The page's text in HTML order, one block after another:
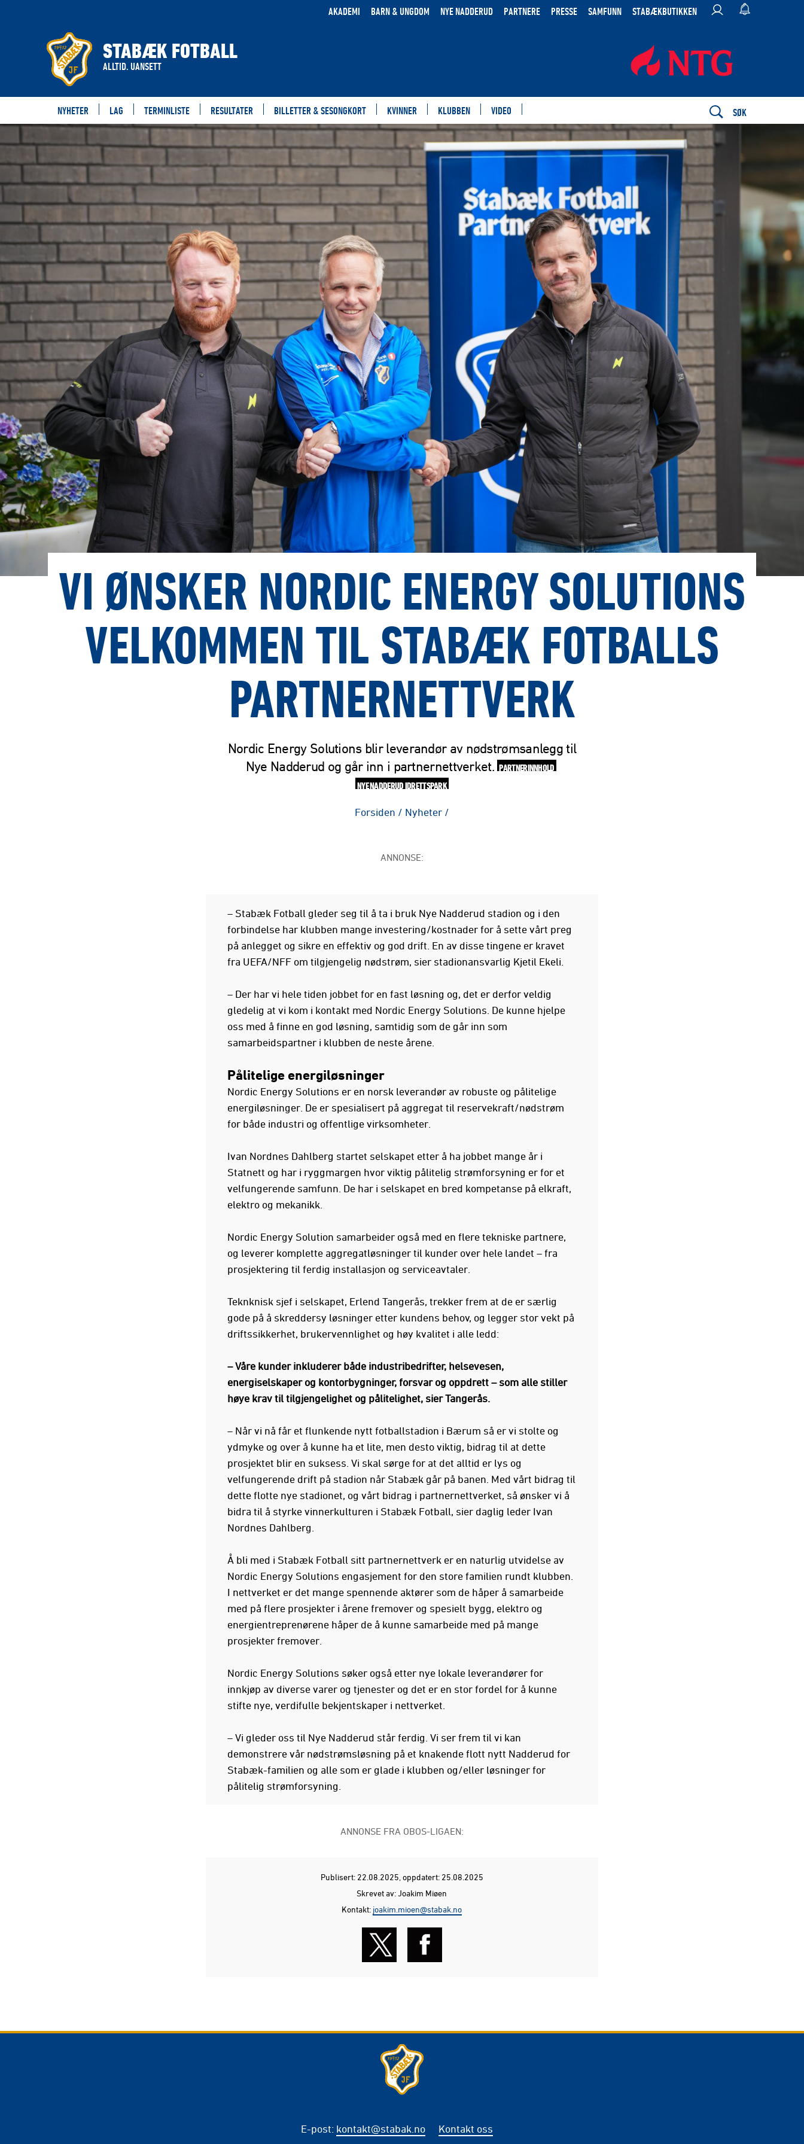
AKADEMI BARN & UNGDOM NYE NADDERUD PARTNERE PRESSE SAMFUNN STABÆKBUTIKKEN
STABÆK FOTBALL
ALLTID. UANSETT
NYHETER LAG TERMINLISTE RESULTATER BILLETTER & SESONGKORT KVINNER KLUBBEN VIDEO SØK
VI ØNSKER NORDIC ENERGY SOLUTIONS
VELKOMMEN TIL STABÆK FOTBALLS
PARTNERNETTVERK
Nordic Energy Solutions blir leverandør av nødstrømsanlegg til
Nye Nadderud og går inn i partnernettverket. PARTNERINNHOLD
NYE NADDERUD IDRETTSPARK
Forsiden / Nyheter /
ANNONSE:
– Stabæk Fotball gleder seg til å ta i bruk Nye Nadderud stadion og i den
forbindelse har klubben mange investering/kostnader for å sette vårt preg
på anlegget og sikre en effektiv og god drift. En av disse tingene er kravet
fra UEFA/NFF om tilgjengelig nødstrøm, sier stadionansvarlig Kjetil Ekeli.
– Der har vi hele tiden jobbet for en fast løsning og, det er derfor veldig
gledelig at vi kom i kontakt med Nordic Energy Solutions. De kunne hjelpe
oss med å finne en god løsning, samtidig som de går inn som
samarbeidspartner i klubben de neste årene.
Pålitelige energiløsninger
Nordic Energy Solutions er en norsk leverandør av robuste og pålitelige
energiløsninger. De er spesialisert på aggregat til reservekraft/nødstrøm
for både industri og offentlige virksomheter.
Ivan Nordnes Dahlberg startet selskapet etter å ha jobbet mange år i
Statnett og har i ryggmargen hvor viktig pålitelig strømforsyning er for et
velfungerende samfunn. De har i selskapet en bred kompetanse på elkraft,
elektro og mekanikk.
Nordic Energy Solution samarbeider også med en flere tekniske partnere,
og leverer komplette aggregatløsninger til kunder over hele landet – fra
prosjektering til ferdig installasjon og serviceavtaler.
Teknknisk sjef i selskapet, Erlend Tangerås, trekker frem at de er særlig
gode på å skreddersy løsninger etter kundens behov, og legger stor vekt på
driftssikkerhet, brukervennlighet og høy kvalitet i alle ledd:
– Våre kunder inkluderer både industribedrifter, helsevesen,
energiselskaper og kontorbygninger, forsvar og oppdrett – som alle stiller
høye krav til tilgjengelighet og pålitelighet, sier Tangerås.
– Når vi nå får et flunkende nytt fotballstadion i Bærum så er vi stolte og
ydmyke og over å kunne ha et lite, men desto viktig, bidrag til at dette
prosjektet blir en suksess. Vi skal sørge for at det alltid er lys og
velfungerende drift på stadion når Stabæk går på banen. Med vårt bidrag til
dette flotte nye stadionet, og vårt bidrag i partnernettverket, så ønsker vi å
bidra til å styrke vinnerkulturen i Stabæk Fotball, sier daglig leder Ivan
Nordnes Dahlberg.
Å bli med i Stabæk Fotball sitt partnernettverk er en naturlig utvidelse av
Nordic Energy Solutions engasjement for den store familien rundt klubben.
I nettverket er det mange spennende aktører som de håper å samarbeide
med på flere prosjekter i årene fremover og spesielt bygg, elektro og
energientreprenørene håper de å kunne samarbeide med på mange
prosjekter fremover.
Nordic Energy Solutions søker også etter nye lokale leverandører for
innkjøp av diverse varer og tjenester og det er en stor fordel for å kunne
stifte nye, verdifulle bekjentskaper i nettverket.
– Vi gleder oss til Nye Nadderud står ferdig. Vi ser frem til vi kan
demonstrere vår nødstrømsløsning på et knakende flott nytt Nadderud for
Stabæk-familien og alle som er glade i klubben og/eller løsninger for
pålitelig strømforsyning.
ANNONSE FRA OBOS-LIGAEN:
Publisert: 22.08.2025 , oppdatert: 25.08.2025
Skrevet av: Joakim Miøen
Kontakt: joakim.mioen@stabak.no
E-post: kontakt@stabak.no Kontakt oss